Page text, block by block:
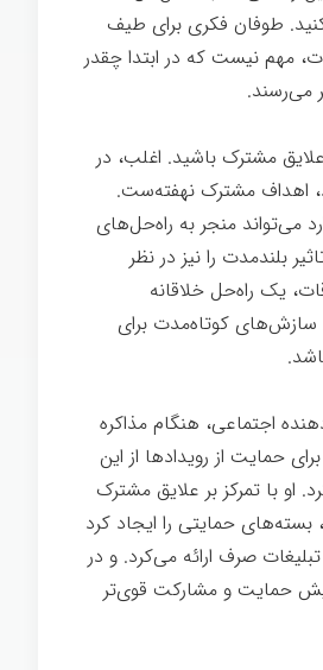
طوفان فکری برای طیف
مهم نیست که در ابتدا چقدر
می‌رسند.
مشترک باشید. اغلب، در
اهداف مشترک نهفته‌ست.
می‌تواند منجر به راه‌حل‌های
بلندمدت را نیز در نظر
یک راه‌حل خلاقانه
کوتاه‌مدت برای
اجتماعی، هنگام مذاکره
حمایت از رویدادها از این
او با تمرکز بر علایق مشترک
بسته‌های حمایتی را ایجاد کرد
تبلیغات صرف ارائه می‌کرد. و در
حمایت و مشارکت قوی‌تر